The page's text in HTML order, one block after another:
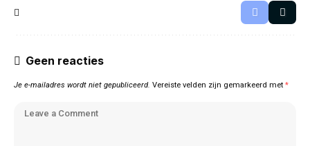
Geen reacties
Je e-mailadres wordt niet gepubliceerd. Vereiste velden zijn gemarkeerd met *